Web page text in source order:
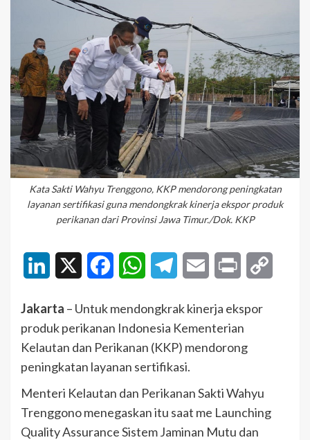
Kata Sakti Wahyu Trenggono, KKP mendorong peningkatan
layanan sertifikasi guna mendongkrak kinerja ekspor produk
perikanan dari Provinsi Jawa Timur./Dok. KKP
LinkedIn FacebookWhatsAppTelegramEmail Print
Jakarta – Untuk mendongkrak kinerja ekspor
produk perikanan Indonesia Kementerian
Kelautan dan Perikanan (KKP) mendorong
peningkatan layanan sertifikasi.
Menteri Kelautan dan Perikanan Sakti Wahyu
Trenggono menegaskan itu saat me Launching
Quality Assurance Sistem Jaminan Mutu dan